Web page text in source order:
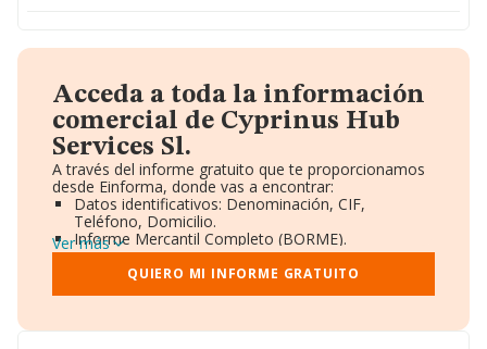
Acceda a toda la información
comercial de Cyprinus Hub
Services Sl.
A través del informe gratuito que te proporcionamos
desde Einforma, donde vas a encontrar:
Datos identificativos: Denominación, CIF,
Teléfono, Domicilio.
Informe Mercantil Completo (BORME).
Gráficos de Evolución Ventas y Empleados.
Consejo de Administración y Administradores.
Directivos y Ejecutivos.
Ver más
QUIERO MI INFORME GRATUITO